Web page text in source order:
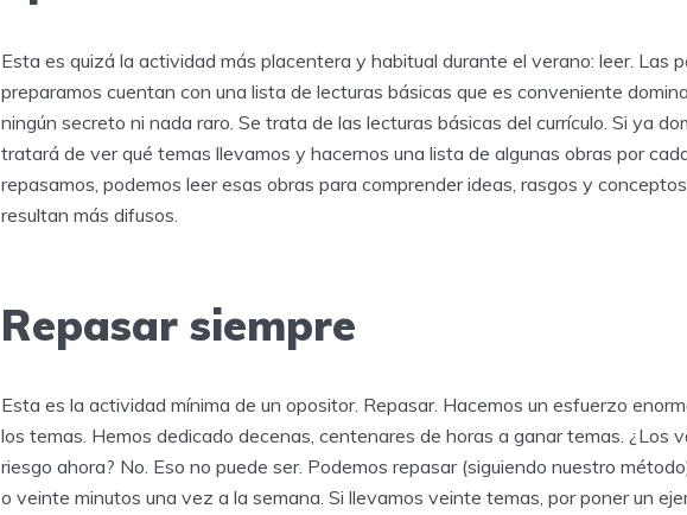
Esta es quizá la actividad más placentera y habitual durante el verano: leer. Las
preparamos cuentan con una lista de lecturas básicas que es conveniente
ningún secreto ni nada raro. Se trata de las lecturas básicas del currículo. Si ya
tratará de ver qué temas llevamos y hacernos una lista de algunas obras por
repasamos, podemos leer esas obras para comprender ideas, rasgos y
resultan más difusos.
Repasar siempre
Esta es la actividad mínima de un opositor. Repasar. Hacemos un esfuerzo
los temas. Hemos dedicado decenas, centenares de horas a ganar temas. ¿Los
riesgo ahora? No. Eso no puede ser. Podemos repasar (siguiendo nuestro
o veinte minutos una vez a la semana. Si llevamos veinte temas, por poner un